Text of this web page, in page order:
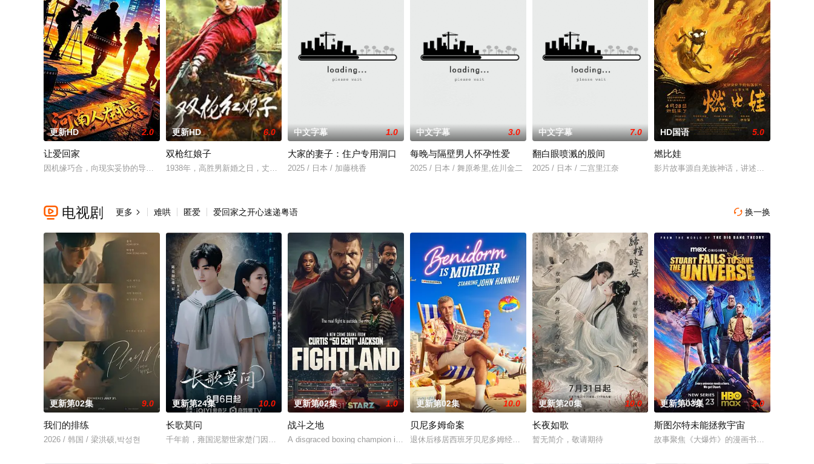
更新HD 2.0
让爱回家
因机缘巧合，向现实妥协的导演朱达仁萌生拍一部《河南人在北京》电影的念头，在说服主编姚松、老乡韩战、二房东杨小强加入后，一路曲折式“开挂”。然而，随着杨小强母亲
更新HD 6.0
双枪红娘子
1938年，高胜男新婚之日，丈夫被日军残害，父辈亦遭屠戮。她举枪聚义，屡袭敌寇威震四方，后得八路军指点决心投身革命。日军欲诱杀高胜男，她孤身赴战舍命换乡亲周全
中文字幕 1.0
大家的妻子：住户专用洞口
2025 / 日本 / 加藤桃香
中文字幕 3.0
每晚与隔壁男人怀孕性爱
2025 / 日本 / 舞原希里,佐川金二
中文字幕 7.0
翻白眼喷溅的股间
2025 / 日本 / 二宫里江奈
HD国语 5.0
燃比娃
影片故事源自羌族神话，讲述了一只被人类
 换一换
 电视剧 更多  难哄 匿爱 爱回家之开心速递粤语
更新第02集 9.0
我们的排练
2026 / 韩国 / 梁洪硕,박성현
更新第24集 10.0
长歌莫问
千年前，雍国泥塑世家楚门因进贡的“十二生肖”离奇流血炸裂，惨遭满门流放，楚父以死鸣冤。楚家大小姐楚梓鸢带着滔天恨意，在屠刀落地的瞬间，灵魂跨越千年，附身到了与
更新第02集 1.0
战斗之地
A disgraced boxing champion is released from prison and returns to London to ta
更新第02集 10.0
贝尼多姆命案
退休后移居西班牙贝尼多姆经营酒吧的英国前刑警，原以为能过上平静生活。然而，当地接连发生游客离奇死亡事
更新第20集 10.0
长夜如歌
暂无简介，敬请期待
更新第03集 2.0
斯图尔特未能拯救宇宙
故事聚焦《大爆炸》的漫画书老板斯图尔特·